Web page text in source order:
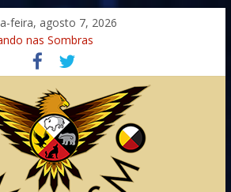
feira, agosto 7, 2026
nas Sombras
A Jornada do Espírito Ancestral
Universal
– Caminho Espiritual – Crescimento
na Cura